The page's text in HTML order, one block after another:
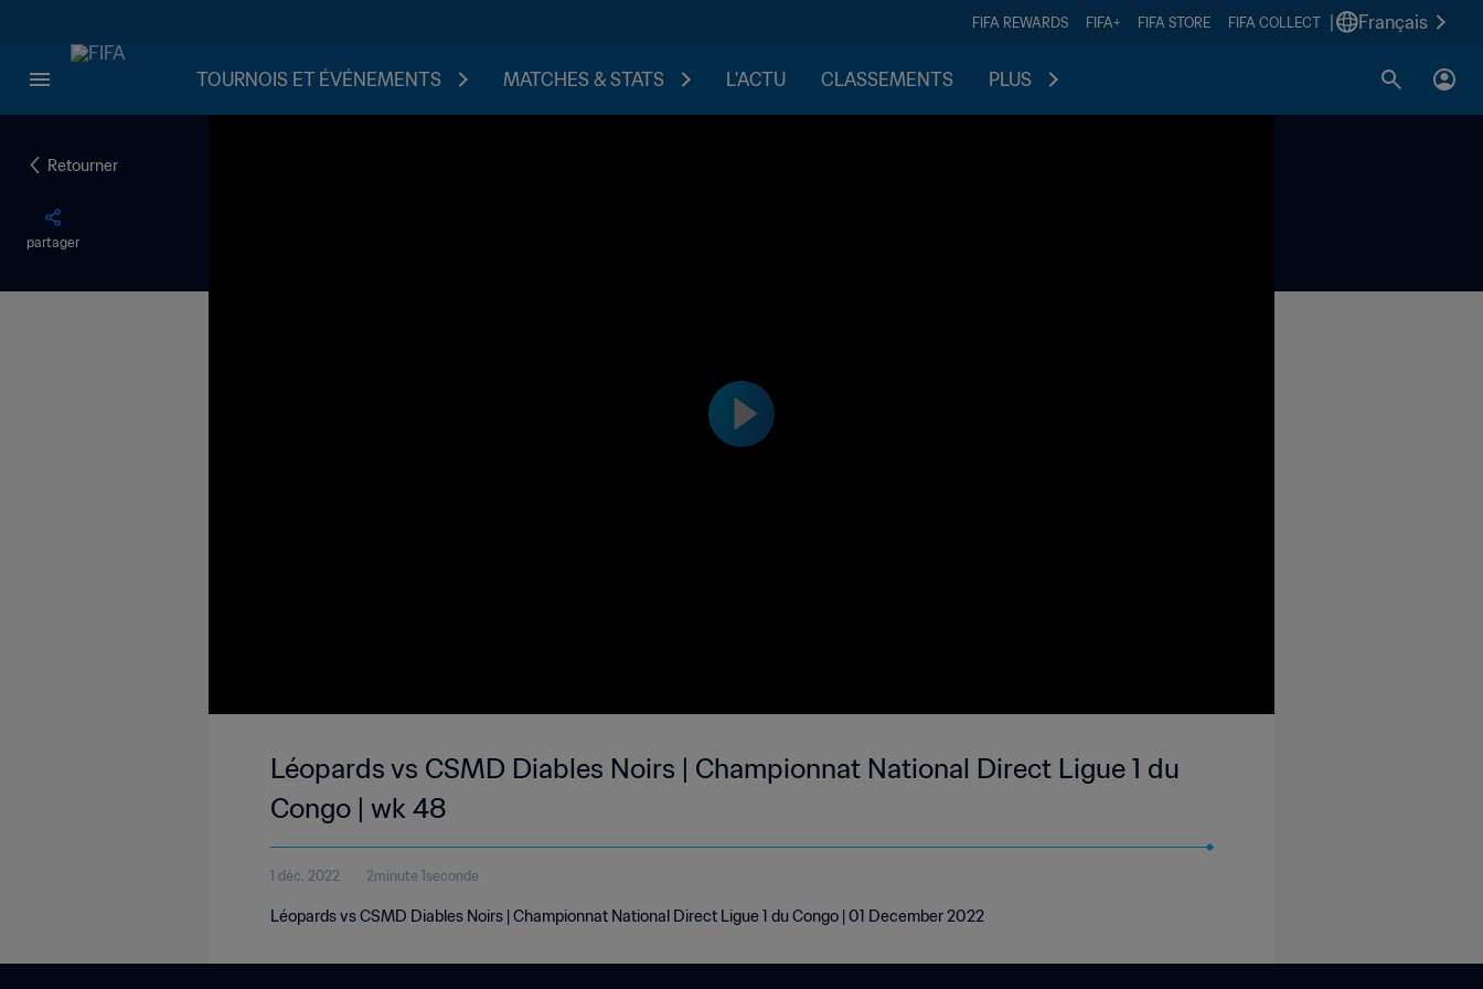
FIFA REWARDS FIFA+ FIFA STORE FIFA COLLECT Français
TOURNOIS ET ÉVÉNEMENTS MATCHES & STATS L'ACTU CLASSEMENTS PLUS
Retourner
partager
Léopards vs CSMD Diables Noirs | Championnat National Direct Ligue 1 du
Congo | wk 48
1 déc. 2022 2minute 1seconde
Léopards vs CSMD Diables Noirs | Championnat National Direct Ligue 1 du Congo | 01 December 2022